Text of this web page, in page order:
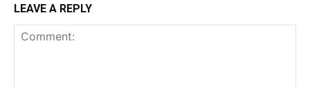
LEAVE A REPLY